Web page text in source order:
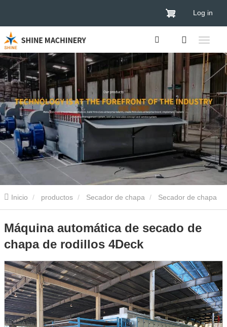
Log in
Inicio productos Secador de chapa Secador de chapa
de madera contrachapada
chapa de rodillos 4Deck
Máquina automática de secado de
chapa de rodillos 4Deck